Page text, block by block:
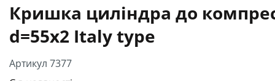
Кришка циліндра до
d=55x2 Italy type
Артикул 7377